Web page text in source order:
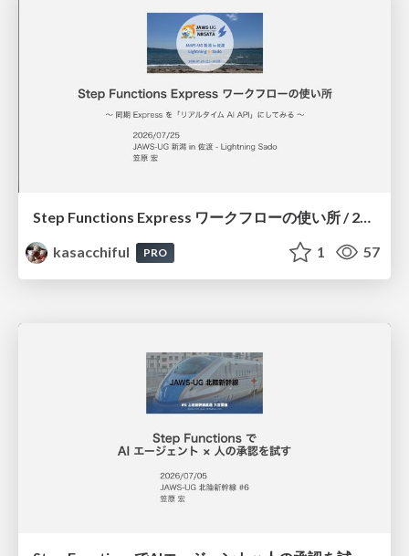
Step Functions Express ワークフローの使い所 / 20260725jawsug-niigata-sado
kasacchiful
PRO 1 57